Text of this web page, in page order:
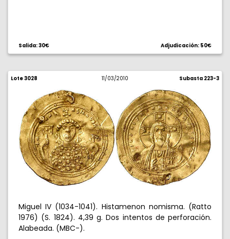
Salida: 30€ Adjudicación: 50€
Lote 3028 11/03/2010 Subasta 223-3
Miguel IV (1034-1041). Histamenon nomisma. (Ratto
1976) (S. 1824). 4,39 g. Dos intentos de perforación.
Alabeada. (MBC-).